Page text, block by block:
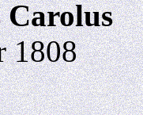
Carolus
1808